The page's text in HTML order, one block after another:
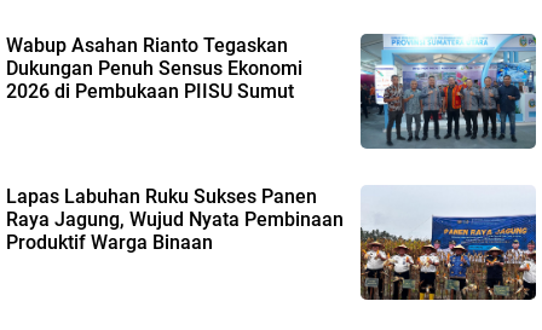
Wabup Asahan Rianto Tegaskan
Dukungan Penuh Sensus Ekonomi
2026 di Pembukaan PIISU Sumut
Lapas Labuhan Ruku Sukses Panen
Raya Jagung, Wujud Nyata Pembinaan
Produktif Warga Binaan